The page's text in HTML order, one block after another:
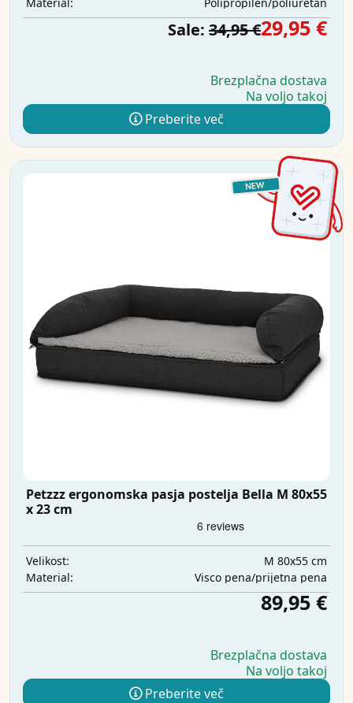
Sale: 34,95 €29,95 €
Brezplačna dostava
Na voljo takoj
Preberite več
Petzzz ergonomska pasja postelja Bella M 80x55
x 23 cm
Velikost:
M 80x55 cm
Material:
Visco pena/prijetna pena
89,95 €
Brezplačna dostava
Na voljo takoj
Preberite več